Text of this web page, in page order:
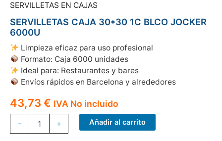
SERVILLETAS EN CAJAS
SERVILLETAS CAJA 30*30 1C BLCO JOCKER
6000U
Limpieza eficaz para uso profesional
Formato: Caja 6000 unidades
Ideal para: Restaurantes y bares
Envíos rápidos en Barcelona y alrededores
43,73 € IVA No incluido
- + Añadir al carrito